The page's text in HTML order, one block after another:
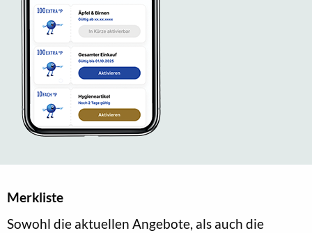
Merkliste
Sowohl die aktuellen Angebote, als auch die